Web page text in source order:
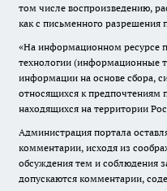
том числе воспроизведению,
как с письменного разрешения
«На информационном ресурсе
технологии (информационные
информации на основе сбора,
относящихся к предпочтениям
находящихся на территории
Администрация портала
комментарии, исходя из
обсуждения тем и соблюдения
допускаются комментарии,